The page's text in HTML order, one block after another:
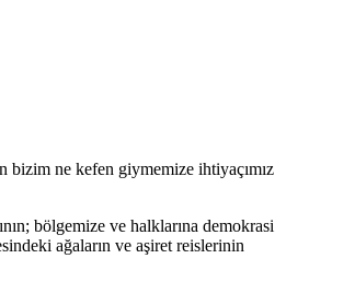
bizim ne kefen giymemize ihtiyaçımız
bölgemize ve halklarına demokrasi
ağaların ve aşiret reislerinin